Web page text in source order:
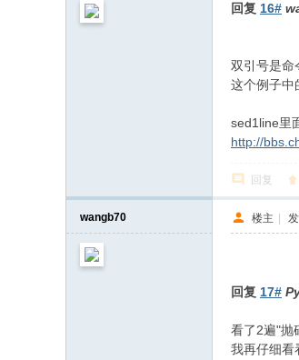
回复 16#
双引号是命
这个例子中
sed1line里
http://
回复
wangb70 楼主 |
回复 17#
看了2遍"抛
我再仔细看